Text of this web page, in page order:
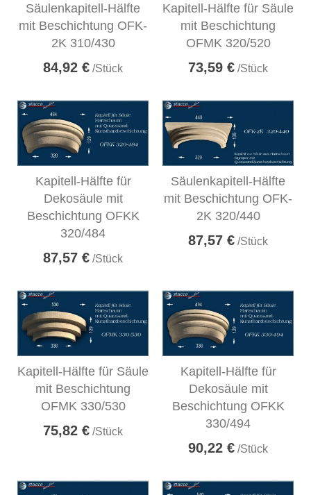
Säulenkapitell-Hälfte
mit Beschichtung OFK-
2K 310/430
84,92 € /Stück
Kapitell-Hälfte für Säule
mit Beschichtung
OFMK 320/520
73,59 € /Stück
Kapitell-Hälfte für
Dekosäule mit
Beschichtung OFKK
320/484
87,57 € /Stück
Säulenkapitell-Hälfte
mit Beschichtung OFK-
2K 320/440
87,57 € /Stück
Kapitell-Hälfte für Säule
mit Beschichtung
OFMK 330/530
75,82 € /Stück
Kapitell-Hälfte für
Dekosäule mit
Beschichtung OFKK
330/494
90,22 € /Stück